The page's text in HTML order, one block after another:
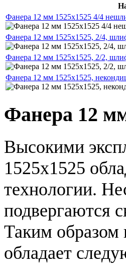
Фанера 12 мм 1525х1525 4/4
Фанера 12 мм 1525х1525, 2/4,
Фанера 12 мм 1525х1525, 2/2,
Фанера 12 мм 1525х1525,
Фанера 12
Высокими
1525х1525
технологии.
подвергаются
Таким образом
обладает